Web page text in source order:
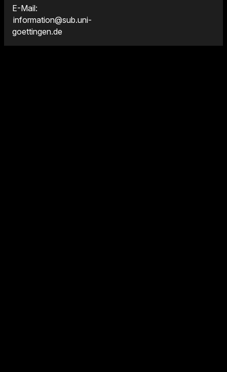
E-Mail:
information@sub.uni-
goettingen.de